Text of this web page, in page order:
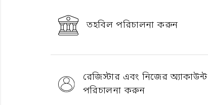
তহবিল পরিচালনা করুন
রেজিস্টার এবং নিজের অ্যাকাউন্ট
পরিচালনা করুন